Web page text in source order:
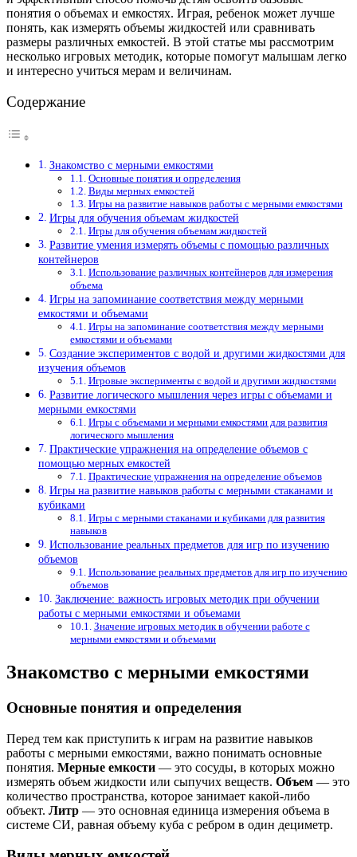
понятия о объемах и емкостях. Играя, ребенок может лучше
понять, как измерять объемы жидкостей или сравнивать
размеры различных емкостей. В этой статье мы рассмотрим
несколько игровых методик, которые помогут малышам легко
и интересно учиться мерам и величинам.
Содержание
Знакомство с мерными емкостями
Основные понятия и определения
Виды мерных емкостей
Игры на развитие навыков работы с мерными емкостями
Игры для обучения объемам жидкостей
Игры для обучения объемам жидкостей
Развитие умения измерять объемы с помощью различных
контейнеров
Использование различных контейнеров для измерения
объема
Игры на запоминание соответствия между мерными
емкостями и объемами
Игры на запоминание соответствия между мерными
емкостями и объемами
Создание экспериментов с водой и другими жидкостями для
изучения объемов
Игровые эксперименты с водой и другими жидкостями
Развитие логического мышления через игры с объемами и
мерными емкостями
Игры с объемами и мерными емкостями для развития
логического мышления
Практические упражнения на определение объемов с
помощью мерных емкостей
Практические упражнения на определение объемов
Игры на развитие навыков работы с мерными стаканами и
кубиками
Игры с мерными стаканами и кубиками для развития
навыков
Использование реальных предметов для игр по изучению
объемов
Использование реальных предметов для игр по изучению
объемов
Заключение: важность игровых методик при обучении
работы с мерными емкостями и объемами
Значение игровых методик в обучении работе с
мерными емкостями и объемами
Знакомство с мерными емкостями
Основные понятия и определения
Перед тем как приступить к играм на развитие навыков
работы с мерными емкостями, важно понимать основные
понятия. Мерные емкости — это сосуды, в которых можно
измерять объем жидкости или сыпучих веществ. Объем — это
количество пространства, которое занимает какой-либо
объект. Литр — это основная единица измерения объема в
системе СИ, равная объему куба с ребром в один дециметр.